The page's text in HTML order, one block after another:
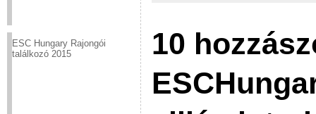
ESC Hungary Rajongói
találkozó 2015
10